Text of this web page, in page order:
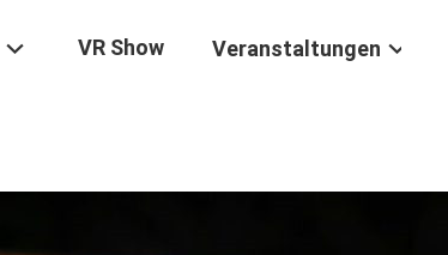
VR Show Veranstaltungen